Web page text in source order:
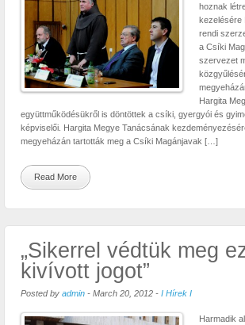
hoznak
kezelésére
rendi
a Csíki
szervezet
Hargita
együttműködésükről is döntöttek a csíki, gyergyói és
képviselői. Hargita Megye Tanácsának
megyeházán tartották meg a Csíki Magánjavak […]
Read More
„Sikerrel védtük meg
kivívott jogot”
Posted by admin - March 20, 2012 - I Hírek I
Harmadik